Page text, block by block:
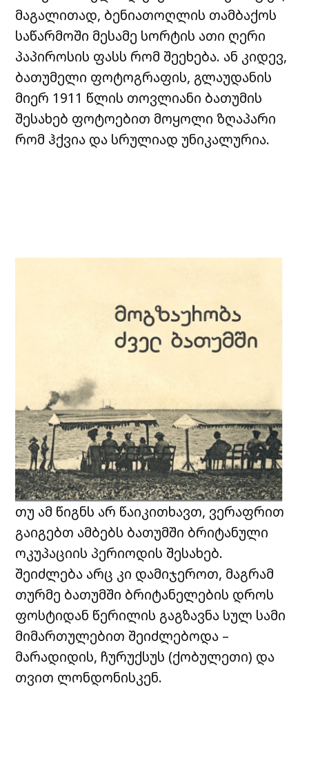
მაგალითად, ბენიათოღლის თამბაქოს
საწარმოში მესამე სორტის ათი ღერი
პაპიროსის ფასს რომ შეეხება. ან კიდევ,
ბათუმელი ფოტოგრაფის, გლაუდანის
მიერ 1911 წლის თოვლიანი ბათუმის
შესახებ ფოტოებით მოყოლი ზღაპარი
რომ ჰქვია და სრულიად უნიკალურია.
თუ ამ წიგნს არ წაიკითხავთ, ვერაფრით
გაიგებთ ამბებს ბათუმში ბრიტანული
ოკუპაციის პერიოდის შესახებ.
შეიძლება არც კი დამიჯეროთ, მაგრამ
თურმე ბათუმში ბრიტანელების დროს
ფოსტიდან წერილის გაგზავნა სულ სამი
მიმართულებით შეიძლებოდა –
მარადიდის, ჩურუქსუს (ქობულეთი) და
თვით ლონდონისკენ.